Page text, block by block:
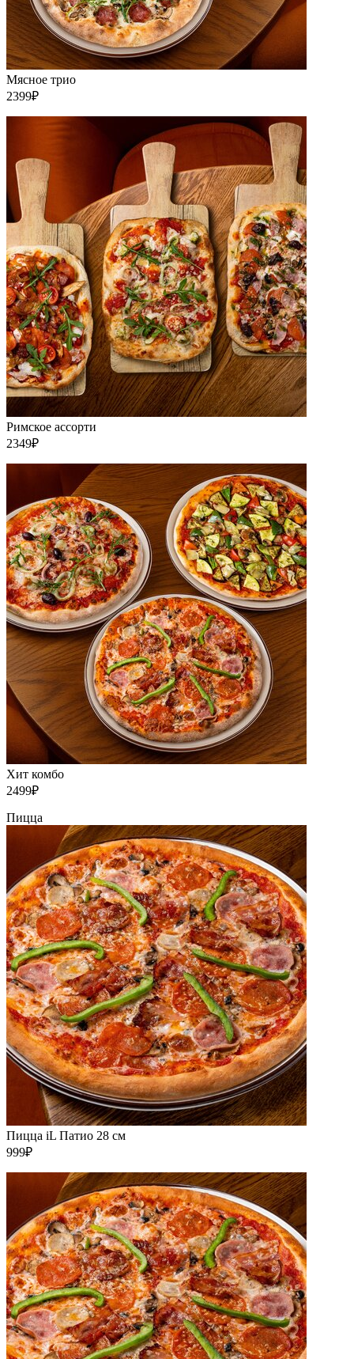
Мясное трио
2399₽
Римское ассорти
2349₽
Хит комбо
2499₽
Пицца
Пицца iL Патио 28 см
999₽